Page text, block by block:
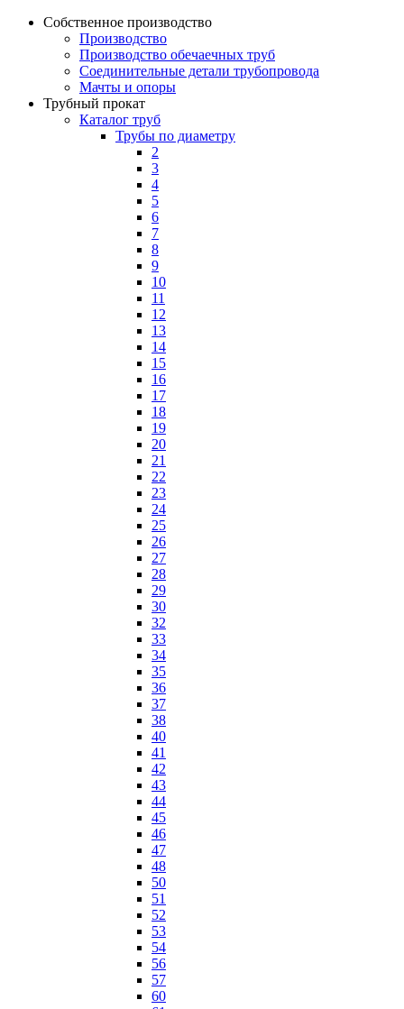
Собственное производство
Производство
Производство обечаечных труб
Соединительные детали трубопровода
Мачты и опоры
Трубный прокат
Каталог труб
Трубы по диаметру
2
3
4
5
6
7
8
9
10
11
12
13
14
15
16
17
18
19
20
21
22
23
24
25
26
27
28
29
30
32
33
34
35
36
37
38
40
41
42
43
44
45
46
47
48
50
51
52
53
54
56
57
60